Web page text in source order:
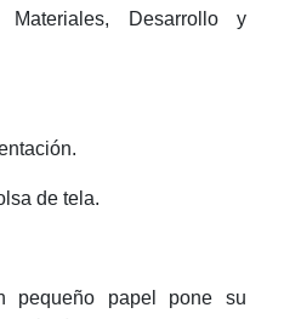
Materiales, Desarrollo y
de tela.
pequeño papel pone su